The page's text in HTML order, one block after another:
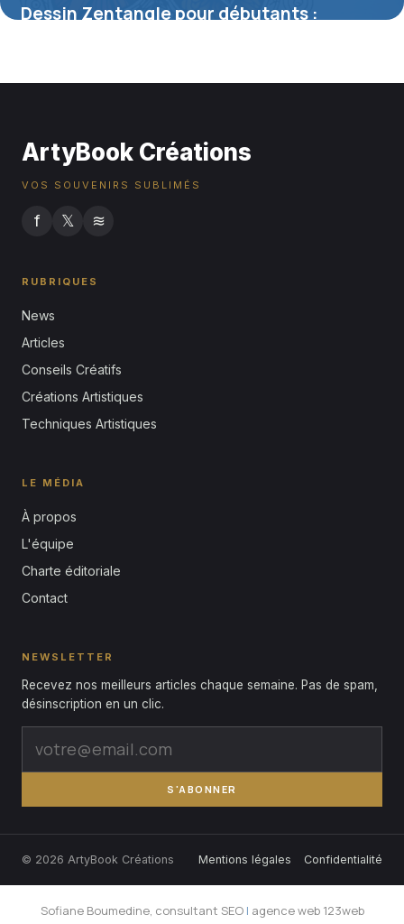
Dessin Zentangle pour débutants :
ArtyBook Créations
VOS SOUVENIRS SUBLIMÉS
f 𝕏 ≋
RUBRIQUES
News
Articles
Conseils Créatifs
Créations Artistiques
Techniques Artistiques
LE MÉDIA
À propos
L'équipe
Charte éditoriale
Contact
NEWSLETTER
Recevez nos meilleurs articles chaque semaine. Pas de spam,
désinscription en un clic.
S'ABONNER
© 2026 ArtyBook Créations Mentions légales Confidentialité
Sofiane Boumedine, consultant SEO| agence web 123web